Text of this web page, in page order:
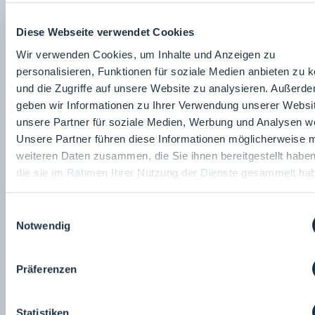
Diese Webseite verwendet Cookies
Wir verwenden Cookies, um Inhalte und Anzeigen zu
personalisieren, Funktionen für soziale Medien anbieten zu
und die Zugriffe auf unsere Website zu analysieren.
geben wir Informationen zu Ihrer Verwendung unserer
unsere Partner für soziale Medien, Werbung und Analysen
Unsere Partner führen diese Informationen möglicherweise
weiteren Daten zusammen, die Sie ihnen bereitgestellt
die sie im Rahmen Ihrer Nutzung der Dienste gesammelt
Notwendig
Präferenzen
Statistiken
Worauf Sie sich freuen können:
Ein Gestaltungsspielraum, der inspiriert: Bei uns
erhalten Sie die Freiheit, Ihre Ideen umzusetzen und die
Zukunft unserer Akademie maßgeblich zu prägen.
Eine verantwortungsvolle und sinnstiftende Aufgabe:
Sie leisten einen entscheidenden Beitrag zur
Entwicklung unserer Mitarbeitenden und zur Stärkung
unserer Unternehmenskultur.
Ein wertschätzendes und dynamisches Umfeld: Wir
Attraktive Rahmenbedingungen: Freuen Sie sich auf
Arbeitszeitmodelle und umfassende Sozialleistungen.
Weiterbildung liegt uns am Herzen. Wir unterstützen